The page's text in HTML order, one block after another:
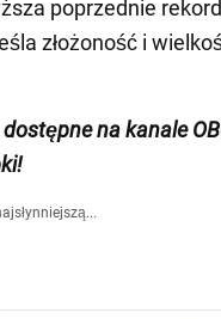
poprzednie
złożoność i
nakanale